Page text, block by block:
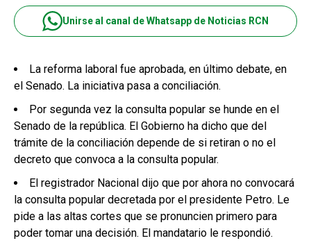
Unirse al canal de Whatsapp de Noticias RCN
La reforma laboral fue aprobada, en último debate, en
el Senado. La iniciativa pasa a conciliación.
Por segunda vez la consulta popular se hunde en el
Senado de la república. El Gobierno ha dicho que del
trámite de la conciliación depende de si retiran o no el
decreto que convoca a la consulta popular.
El registrador Nacional dijo que por ahora no convocará
la consulta popular decretada por el presidente Petro. Le
pide a las altas cortes que se pronuncien primero para
poder tomar una decisión. El mandatario le respondió.